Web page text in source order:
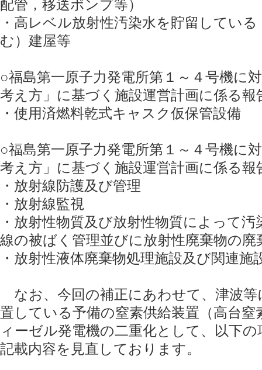
配管，移送ポンプ等）
・高レベル放射性汚染水を貯留してい
む）建屋等
○福島第一原子力発電所第１～４号機に
考え方」に基づく施設運営計画に係る
・使用済燃料乾式キャスク仮保管設備
○福島第一原子力発電所第１～４号機に
考え方」に基づく施設運営計画に係る
・放射線防護及び管理
・放射線監視
・放射性物質及び放射性物質によって
線の被ばく管理並びに放射性廃棄物の廃
・放射性液体廃棄物処理施設及び関連施
なお、今回の補正にあわせて、津波等
置している予備の窒素供給装置（高台
ィーゼル発電機の二重化として、以下
記載内容を見直しております。